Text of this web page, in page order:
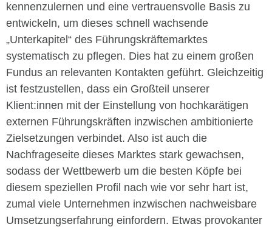
kennenzulernen und eine vertrauensvolle Basis zu
entwickeln, um dieses schnell wachsende
„Unterkapitel“ des Führungskräftemarktes
systematisch zu pflegen. Dies hat zu einem großen
Fundus an relevanten Kontakten geführt. Gleichzeitig
ist festzustellen, dass ein Großteil unserer
Klient:innen mit der Einstellung von hochkarätigen
externen Führungskräften inzwischen ambitionierte
Zielsetzungen verbindet. Also ist auch die
Nachfrageseite dieses Marktes stark gewachsen,
sodass der Wettbewerb um die besten Köpfe bei
diesem speziellen Profil nach wie vor sehr hart ist,
zumal viele Unternehmen inzwischen nachweisbare
Umsetzungserfahrung einfordern. Etwas provokanter